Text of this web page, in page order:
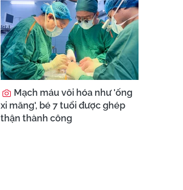
Mạch máu vôi hóa như 'ống
xi măng', bé 7 tuổi được ghép
thận thành công